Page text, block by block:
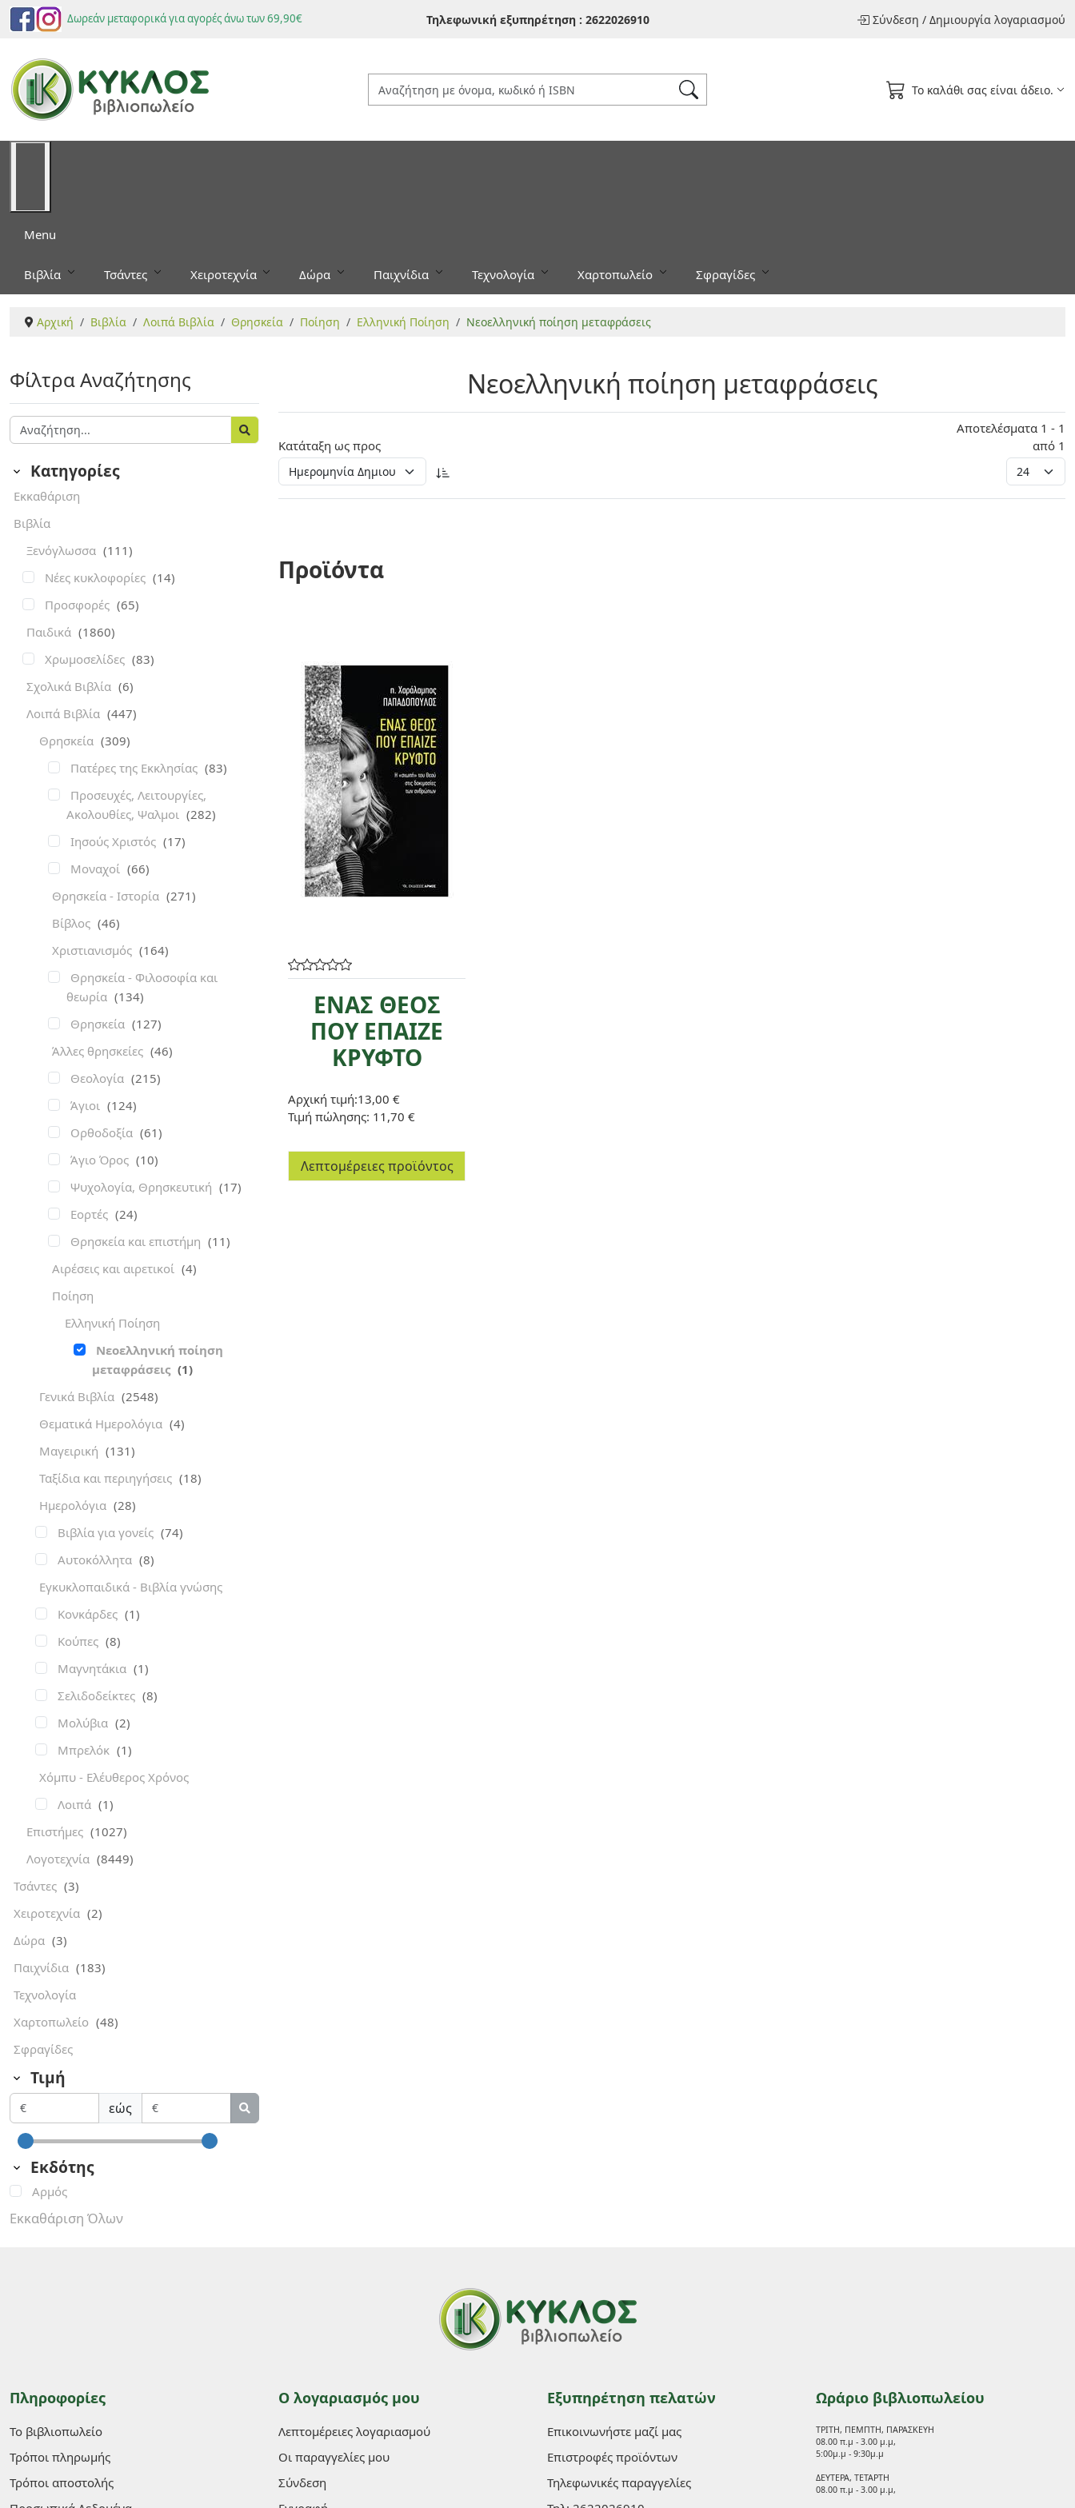
Δωρεάν μεταφορικά για αγορές άνω των 69,90€ Τηλεφωνική εξυπηρέτηση : 2622026910 Σύνδεση / Δημιουργία λογαριασμού
Το καλάθι σας είναι άδειο.
Menu
Βιβλία Τσάντες Χειροτεχνία Δώρα Παιχνίδια Τεχνολογία Χαρτοπωλείο Σφραγίδες
Αρχική Βιβλία Λοιπά Βιβλία Θρησκεία Ποίηση Ελληνική Ποίηση Νεοελληνική ποίηση μεταφράσεις
Νεοελληνική ποίηση μεταφράσεις
Κατάταξη ως προς
Αποτελέσματα 1 - 1
από 1
Προϊόντα
ΕΝΑΣ ΘΕΟΣ
ΠΟΥ ΕΠΑΙΖΕ
ΚΡΥΦΤΟ
Αρχική τιμή:13,00 €
Τιμή πώλησης: 11,70 €
Λεπτομέρειες προϊόντος
Φίλτρα Αναζήτησης
Κατηγορίες
Εκκαθάριση
Βιβλία
Ξενόγλωσσα (111)
Νέες κυκλοφορίες (14)
Προσφορές (65)
Παιδικά (1860)
Χρωμοσελίδες (83)
Σχολικά Βιβλία (6)
Λοιπά Βιβλία (447)
Θρησκεία (309)
Πατέρες της Εκκλησίας (83)
Προσευχές, Λειτουργίες,
Ακολουθίες, Ψαλμοι (282)
Ιησούς Χριστός (17)
Μοναχοί (66)
Θρησκεία - Ιστορία (271)
Βίβλος (46)
Χριστιανισμός (164)
Θρησκεία - Φιλοσοφία και
θεωρία (134)
Θρησκεία (127)
Άλλες θρησκείες (46)
Θεολογία (215)
Άγιοι (124)
Ορθοδοξία (61)
Άγιο Όρος (10)
Ψυχολογία, Θρησκευτική (17)
Εορτές (24)
Θρησκεία και επιστήμη (11)
Αιρέσεις και αιρετικοί (4)
Ποίηση
Ελληνική Ποίηση
Νεοελληνική ποίηση
μεταφράσεις (1)
Γενικά Βιβλία (2548)
Θεματικά Ημερολόγια (4)
Μαγειρική (131)
Ταξίδια και περιηγήσεις (18)
Ημερολόγια (28)
Βιβλία για γονείς (74)
Αυτοκόλλητα (8)
Εγκυκλοπαιδικά - Βιβλία γνώσης
Κονκάρδες (1)
Κούπες (8)
Μαγνητάκια (1)
Σελιδοδείκτες (8)
Μολύβια (2)
Μπρελόκ (1)
Χόμπυ - Ελέυθερος Χρόνος
Λοιπά (1)
Επιστήμες (1027)
Λογοτεχνία (8449)
Τσάντες (3)
Χειροτεχνία (2)
Δώρα (3)
Παιχνίδια (183)
Τεχνολογία
Χαρτοπωλείο (48)
Σφραγίδες
Τιμή
εώς
Εκδότης
Αρμός
Εκκαθάριση Όλων
Πληροφορίες
Το βιβλιοπωλείο
Τρόποι πληρωμής
Τρόποι αποστολής
Ο λογαριασμός μου
Λεπτομέρειες λογαριασμού
Οι παραγγελίες μου
Σύνδεση
Εξυπηρέτηση πελατών
Επικοινωνήστε μαζί μας
Επιστροφές προϊόντων
Τηλεφωνικές παραγγελίες
Ωράριο βιβλιοπωλείου
ΤΡΙΤΗ, ΠΕΜΠΤΗ, ΠΑΡΑΣΚΕΥΗ
08.00 π.μ - 3.00 μ.μ,
5:00μ.μ - 9:30μ.μ
ΔΕΥΤΕΡΑ, ΤΕΤΑΡΤΗ
08.00 π.μ - 3.00 μ.μ,